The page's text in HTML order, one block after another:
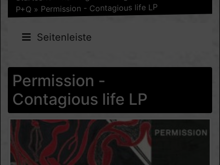
P+Q » Permission - Contagious life LP
Seitenleiste
Permission -
Contagious life LP